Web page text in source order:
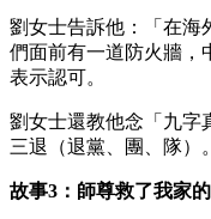
劉女士告訴他：「在海
們面前有一道防火牆，
表示認可。
劉女士還教他念「九字
三退（退黨、團、隊）
故事3：師尊救了我家